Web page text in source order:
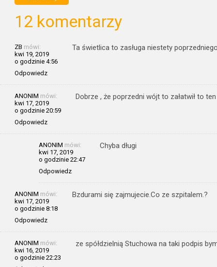
12 komentarzy
ZB mówi:
kwi 19, 2019
o godzinie 4:56
Odpowiedz
Ta świetlica to zasługa niestety
ANONIM mówi:
kwi 17, 2019
o godzinie 20:59
Odpowiedz
Dobrze , że poprzedni wójt to załatwił to
ANONIM mówi:
kwi 17, 2019
o godzinie 22:47
Odpowiedz
Chyba długi
ANONIM mówi:
kwi 17, 2019
o godzinie 8:18
Odpowiedz
Bzdurami się zajmujecie.Co ze szpitalem.?
ANONIM mówi:
kwi 16, 2019
o godzinie 22:23
ze spółdzielnią Stuchowa na taki podpis